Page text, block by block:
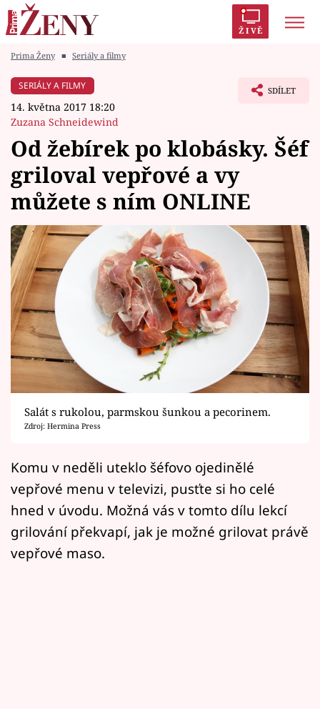
ŽIVĚ
Módní alarm
Témata
Celebrity
Vztahy
Seriály
Horoskopy
Sledujte prima+
Filmový festival Karlovy Vary
Pořady
Mámy sobě
Přihlášení
Sledujte nás
Prima Ženy ■ Seriály a filmy
SERIÁLY A FILMY
14. května 2017 18:20
Zuzana Schneidewind
SDÍLET
Od žebírek po klobásky. Šéf
griloval vepřové a vy
můžete s ním ONLINE
Salát s rukolou, parmskou šunkou a pecorinem.
Zdroj: Hermina Press
Komu v neděli uteklo šéfovo ojedinělé
vepřové menu v televizi, pusťte si ho celé
hned v úvodu. Možná vás v tomto dílu lekcí
grilování překvapí, jak je možné grilovat právě
vepřové maso.